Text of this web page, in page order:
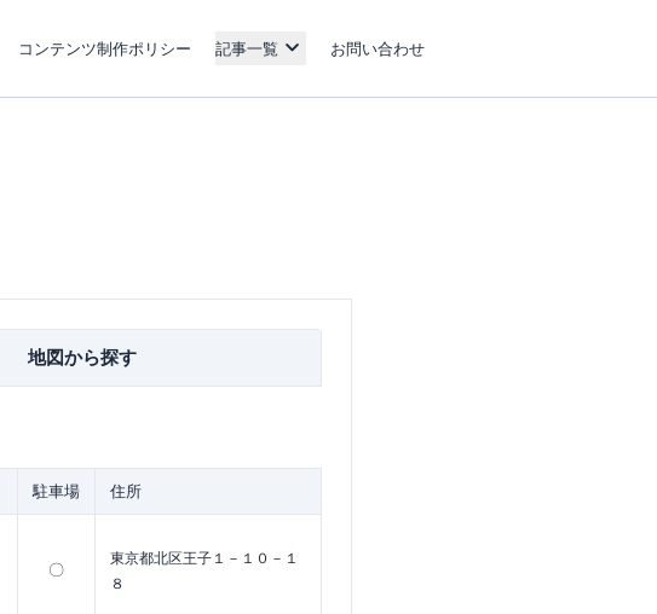
コンテンツ制作ポリシー 記事一覧 お問い合わせ
地図から探す
駐車場 住所
〇
東京都北区王子１－１０－１
８